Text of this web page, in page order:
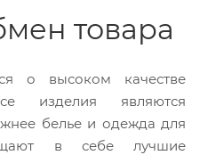
товара
о высоком качестве
изделия являются
белье и одежда для
в себе лучшие